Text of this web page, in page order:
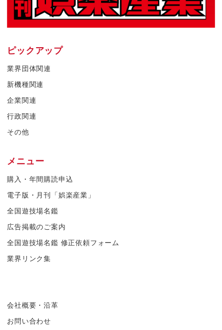
ピックアップ
業界団体関連
新機種関連
企業関連
行政関連
その他
メニュー
購入・年間購読申込
電子版・月刊「娯楽産業」
全国遊技場名鑑
広告掲載のご案内
全国遊技場名鑑 修正依頼フォーム
業界リンク集
会社概要・沿革
お問い合わせ